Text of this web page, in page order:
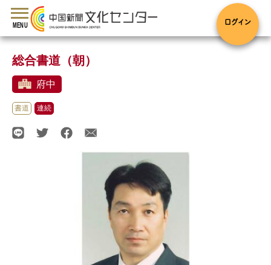
toggle
navigation
MENU ログイン
総合書道（朝）
府中
書道 連続